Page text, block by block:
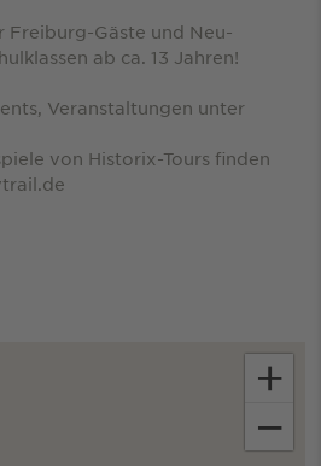
Freiburg-Gäste und Neu-
ab ca. 13 Jahren!
Veranstaltungen unter
von Historix-Tours finden
+
−